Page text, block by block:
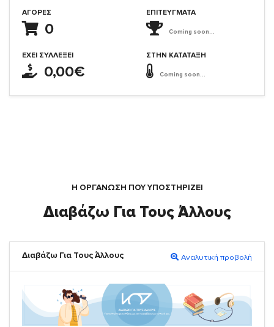
ΑΓΟΡΈΣ
0
ΈΧΕΙ ΣΥΛΛΈΞΕΙ
0,00€
ΕΠΙΤΕΎΓΜΑΤΑ
Coming soon...
ΣΤΗΝ ΚΑΤΆΤΑΞΗ
Coming soon...
Η ΟΡΓΆΝΩΣΗ ΠΟΥ ΥΠΟΣΤΗΡΙΖΕΙ
Διαβάζω Για Τους Άλλους
Διαβάζω Για Τους Άλλους Αναλυτική προβολή